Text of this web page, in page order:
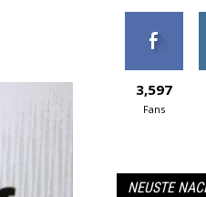
3,597
Fans
NEUSTE